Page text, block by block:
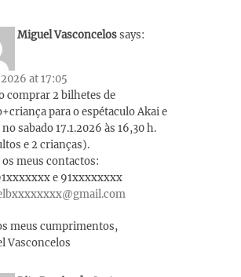
Miguel Vasconcelossays:
at 17:05
comprar 2 bilhetes de
para o espétaculo Akai e
sabado 17.1.2026 às 16,30 h.
e 2 crianças).
meus contactos:
e 91xxxxxxxx
meus cumprimentos,
Vasconcelos